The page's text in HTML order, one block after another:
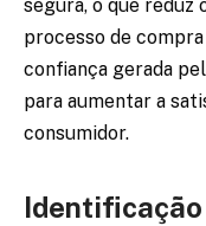
segura, o que reduz
processo de
confiança gerada
para aumentar a
consumidor.
Identificação